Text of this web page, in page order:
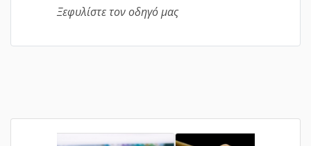
Ξεφυλίστε τον οδηγό μας